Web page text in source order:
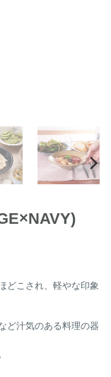
どこされ、軽やな印象
ど汁気のある料理の器